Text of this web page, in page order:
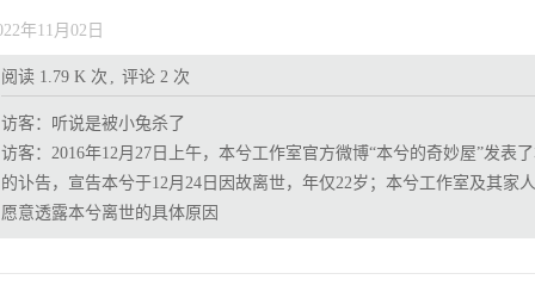
年11月02日
阅读 1.79 K 次 评论 2 次
访客： 听说是被小兔杀了
访客： 2016年12月27日上午，本兮工作室官方微博“本兮的奇妙屋”发表
的讣告，宣告本兮于12月24日因故离世，年仅22岁；本兮工作室及其家
愿意透露本兮离世的具体原因